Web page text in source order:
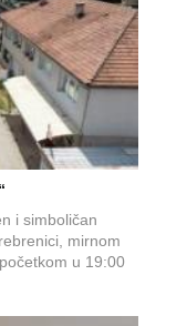
i simboličan
mirnom
u 19:00